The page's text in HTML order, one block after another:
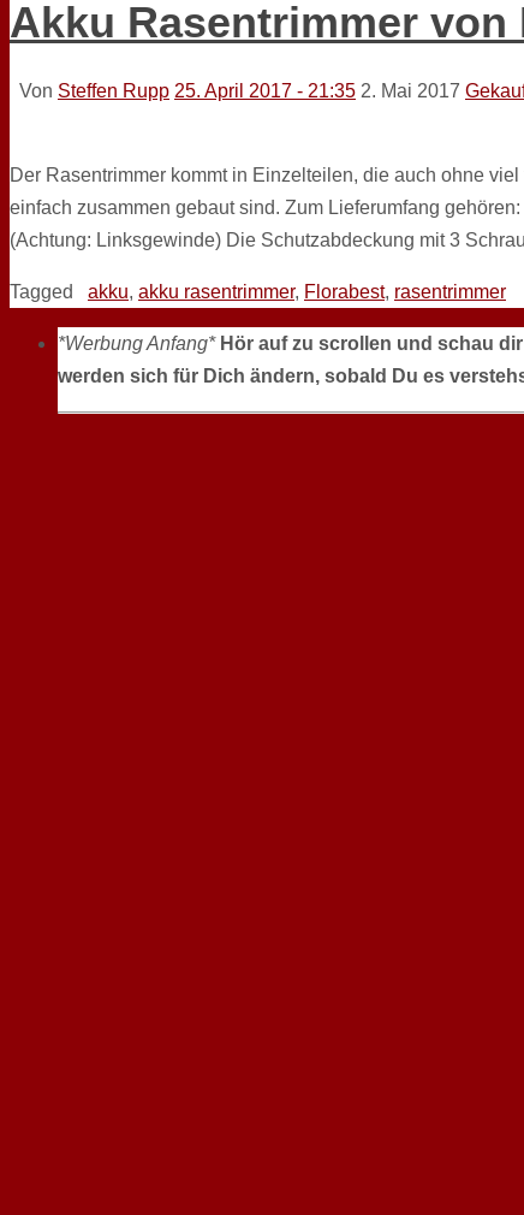
Akku Rasentrimmer von
Von Steffen Rupp 25. April 2017 - 21:35 2. Mai 2017
Der Rasentrimmer kommt in Einzelteilen, die auch ohne
einfach zusammen gebaut sind. Zum Lieferumfang
(Achtung: Linksgewinde) Die Schutzabdeckung mit 3
Tagged akku, akku rasentrimmer, Florabest, rasentrimmer
*Werbung Anfang* Hör auf zu scrollen und schau
werden sich für Dich ändern, sobald Du es